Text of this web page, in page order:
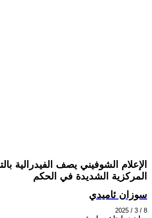
الإعلام الشوفيني يصف الفيدرالية
المركزية الشديدة في الحكم
سوزان ئاميدي
2025 / 3 / 8